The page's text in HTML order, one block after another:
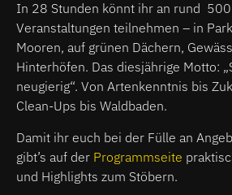
In 28 Stunden könnt ihr an rund 500
Veranstaltungen teilnehmen – in
Mooren, auf grünen Dächern,
Hinterhöfen. Das diesjährige Motto:
neugierig“. Von Artenkenntnis bis
Clean-Ups bis Waldbaden.
Damit ihr euch bei der Fülle an
gibt’s auf der Programmseite
und Highlights zum Stöbern.